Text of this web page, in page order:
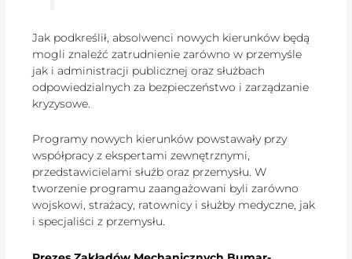
Jak podkreślił, absolwenci nowych kierunków będą
mogli znaleźć zatrudnienie zarówno w przemyśle
jak i administracji publicznej oraz służbach
odpowiedzialnych za bezpieczeństwo i zarządzanie
kryzysowe.
Programy nowych kierunków powstawały przy
współpracy z ekspertami zewnętrznymi,
przedstawicielami służb oraz przemysłu. W
tworzenie programu zaangażowani byli zarówno
wojskowi, strażacy, ratownicy i służby medyczne, jak
i specjaliści z przemysłu.